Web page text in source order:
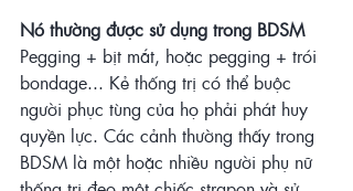
Nó thường được sử dụng trong BDSM
Pegging + bịt mắt, hoặc pegging + trói
bondage... Kẻ thống trị có thể buộc
người phục tùng của họ phải phát huy
quyền lực. Các cảnh thường thấy trong
BDSM là một hoặc nhiều người phụ nữ